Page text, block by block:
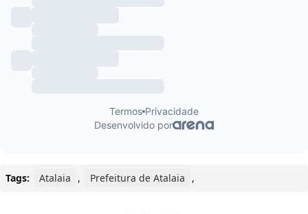
Tags: Atalaia , Prefeitura de Atalaia ,